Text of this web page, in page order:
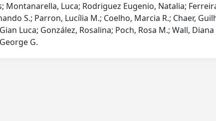
Montanarella, Luca; Rodriguez Eugenio, Natalia;
S.; Parron, Lucília M.; Coelho, Marcia R.; Chaer,
Luca; González, Rosalina; Poch, Rosa M.; Wall,
G.